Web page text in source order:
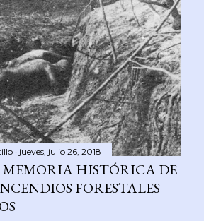
jueves, julio 26, 2018
MEMORIA HISTÓRICA DE
FORESTALES